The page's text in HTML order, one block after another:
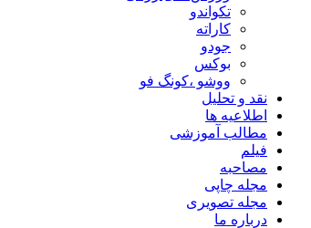
تکواندو
کاراته
جودو
بوکس
ووشو ،کونگ فو
نقد و تحلیل
اطلاعیه ها
مطالب آموزشی
فیلم
مصاحبه
مجله چاپی
مجله تصویری
درباره ما